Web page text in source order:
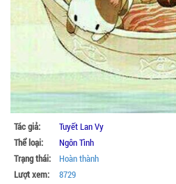
Tác giả:
Tuyết Lan Vy
Thể loại:
Ngôn Tình
Trạng thái:
Hoàn thành
Lượt xem:
8729